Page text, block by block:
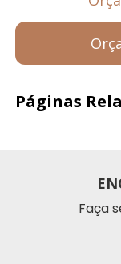
Páginas
Faça